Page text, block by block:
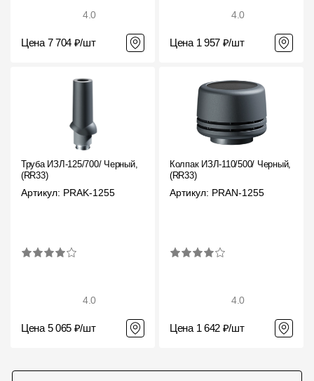
4.0
Цена 7 704 ₽/шт
4.0
Цена 1 957 ₽/шт
Труба ИЗЛ-125/700/ Черный,
(RR33)
Артикул: PRAK-1255
4.0
Цена 5 065 ₽/шт
Колпак ИЗЛ-110/500/ Черный,
(RR33)
Артикул: PRAN-1255
4.0
Цена 1 642 ₽/шт